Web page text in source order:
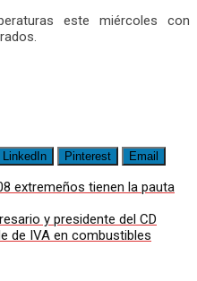
este miércoles con
LinkedIn Pinterest Email
extremeños tienen la pauta
y presidente del CD
de IVA en combustibles